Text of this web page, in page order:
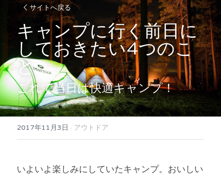
サイトへ戻る
キャンプに行く前日に
しておきたい4つのこ
と
これで当日は快適キャンプ！
2017年11月3日 · アウトドア
いよいよ楽しみにしていたキャンプ。おいしい